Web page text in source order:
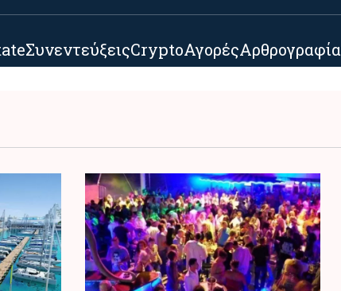
ΣυνεντεύξειςCryptoΑγορέςΑρθρογραφία